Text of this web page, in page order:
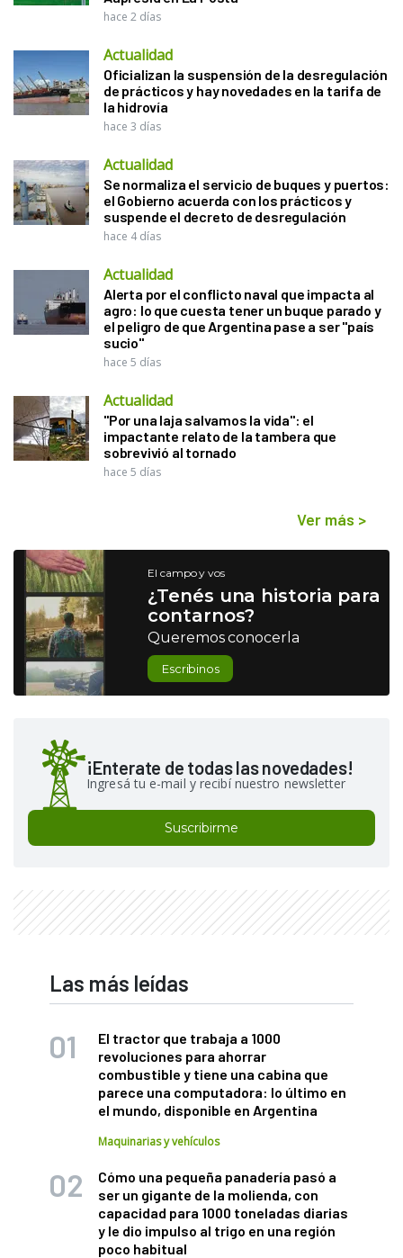
hace 2 días
Actualidad
Oficializan la suspensión de la desregulación
de prácticos y hay novedades en la tarifa de
la hidrovía
hace 3 días
Actualidad
Se normaliza el servicio de buques y puertos:
el Gobierno acuerda con los prácticos y
suspende el decreto de desregulación
hace 4 días
Actualidad
Alerta por el conflicto naval que impacta al
agro: lo que cuesta tener un buque parado y
el peligro de que Argentina pase a ser "país
sucio"
hace 5 días
Actualidad
"Por una laja salvamos la vida": el
impactante relato de la tambera que
sobrevivió al tornado
hace 5 días
Ver más >
El campo y vos
¿Tenés una historia para
contarnos?
Queremos conocerla
Escribinos
¡Enterate de todas las novedades!
Ingresá tu e-mail y recibí nuestro newsletter
Suscribirme
Las más leídas
El tractor que trabaja a 1000
revoluciones para ahorrar
combustible y tiene una cabina que
parece una computadora: lo último en
el mundo, disponible en Argentina
Maquinarias y vehículos
Cómo una pequeña panadería pasó a
ser un gigante de la molienda, con
capacidad para 1000 toneladas diarias
y le dio impulso al trigo en una región
poco habitual